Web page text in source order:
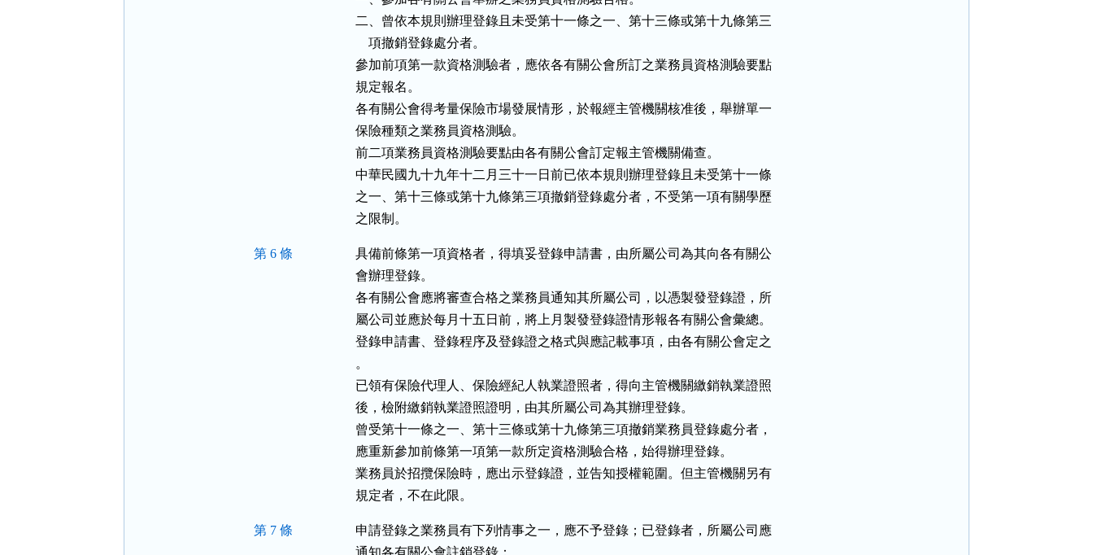
二、曾依本規則辦理登錄且未受第十一條之一、第十三條或第十九條第三
    項撤銷登錄處分者。
參加前項第一款資格測驗者，應依各有關公會所訂之業務員資格測驗要點
規定報名。
各有關公會得考量保險市場發展情形，於報經主管機關核准後，舉辦單一
保險種類之業務員資格測驗。
前二項業務員資格測驗要點由各有關公會訂定報主管機關備查。
中華民國九十九年十二月三十一日前已依本規則辦理登錄且未受第十一條
之一、第十三條或第十九條第三項撤銷登錄處分者，不受第一項有關學歷
之限制。
第 6 條
具備前條第一項資格者，得填妥登錄申請書，由所屬公司為其向各有關公
會辦理登錄。
各有關公會應將審查合格之業務員通知其所屬公司，以憑製發登錄證，所
屬公司並應於每月十五日前，將上月製發登錄證情形報各有關公會彙總。
登錄申請書、登錄程序及登錄證之格式與應記載事項，由各有關公會定之
。
已領有保險代理人、保險經紀人執業證照者，得向主管機關繳銷執業證照
後，檢附繳銷執業證照證明，由其所屬公司為其辦理登錄。
曾受第十一條之一、第十三條或第十九條第三項撤銷業務員登錄處分者，
應重新參加前條第一項第一款所定資格測驗合格，始得辦理登錄。
業務員於招攬保險時，應出示登錄證，並告知授權範圍。但主管機關另有
規定者，不在此限。
第 7 條
申請登錄之業務員有下列情事之一，應不予登錄；已登錄者，所屬公司應
通知各有關公會註銷登錄：